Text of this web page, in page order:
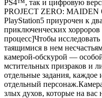
PS4™, так и цифровую
PROJECT ZERO: MAIDEN
PlayStation5 приурочен к
приключенческих
процесс]Чтобы
таящимися в нем
камерой-обскурой —
мстительных призраков и
отдельные задания,
отдельный
злых духов, которые на вас